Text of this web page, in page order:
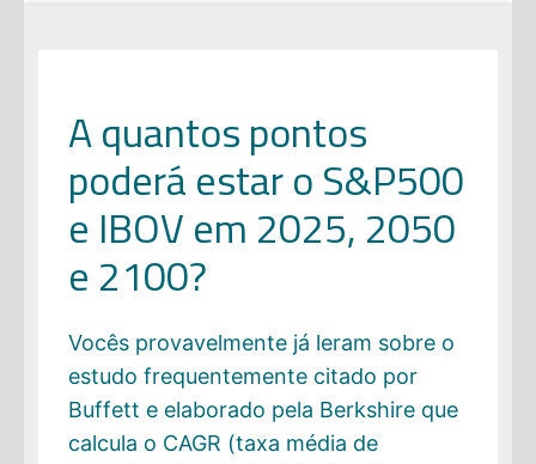
A quantos pontos
poderá estar o S&P500
e IBOV em 2025, 2050
e 2100?
Vocês provavelmente já leram sobre o
estudo frequentemente citado por
Buffett e elaborado pela Berkshire que
calcula o CAGR (taxa média de